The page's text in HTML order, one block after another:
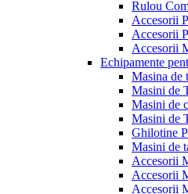
Rulou
Accesorii
Accesorii
Accesorii
Echipamente
Masina de
Masini de
Masini de
Masini de
Ghilotine
Masini de
Accesorii
Accesorii
Accesorii